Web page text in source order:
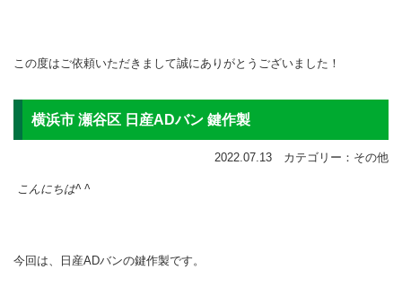
この度はご依頼いただきまして誠にありがとうございました！
横浜市 瀬谷区 日産ADバン 鍵作製
2022.07.13 カテゴリー：その他
こんにちは^ ^
今回は、日産ADバンの鍵作製です。